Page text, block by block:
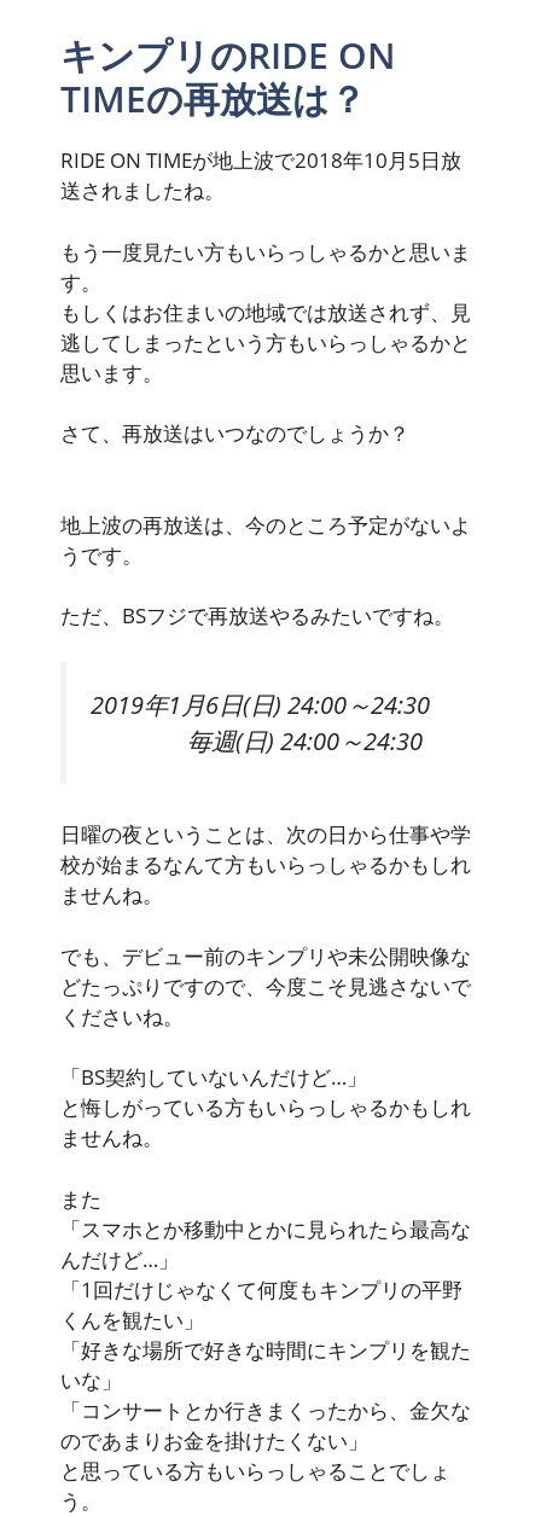
キンプリのRIDE ON
TIMEの再放送は？
RIDE ON TIMEが地上波で2018年10月5日放
送されましたね。
もう一度見たい方もいらっしゃるかと思いま
す。
もしくはお住まいの地域では放送されず、見
逃してしまったという方もいらっしゃるかと
思います。
さて、再放送はいつなのでしょうか？
地上波の再放送は、今のところ予定がないよ
うです。
ただ、BSフジで再放送やるみたいですね。
2019年1月6日(日) 24:00～24:30
毎週(日) 24:00～24:30
日曜の夜ということは、次の日から仕事や学
校が始まるなんて方もいらっしゃるかもしれ
ませんね。
でも、デビュー前のキンプリや未公開映像な
どたっぷりですので、今度こそ見逃さないで
くださいね。
「BS契約していないんだけど…」
と悔しがっている方もいらっしゃるかもしれ
ませんね。
また
「スマホとか移動中とかに見られたら最高な
んだけど…」
「1回だけじゃなくて何度もキンプリの平野
くんを観たい」
「好きな場所で好きな時間にキンプリを観た
いな」
「コンサートとか行きまくったから、金欠な
のであまりお金を掛けたくない」
と思っている方もいらっしゃることでしょ
う。